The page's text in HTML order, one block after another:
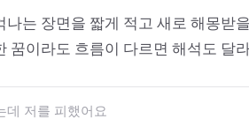
나는 장면을 짧게 적고 새로 해몽받
꿈이라도 흐름이 다르면 해석도 달